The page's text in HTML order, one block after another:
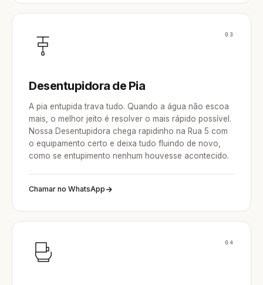
03
Desentupidora de Pia
A pia entupida trava tudo. Quando a água não escoa
mais, o melhor jeito é resolver o mais rápido possível.
Nossa Desentupidora chega rapidinho na Rua 5 com
o equipamento certo e deixa tudo fluindo de novo,
como se entupimento nenhum houvesse acontecido.
Chamar no WhatsApp
04